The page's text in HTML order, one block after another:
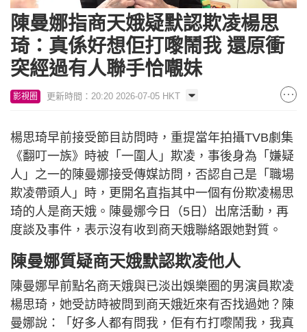
13.71%
陳曼娜指商天娥疑默認欺凌楊思
琦：真係好想佢打嚟鬧我 還原衝
突經過有人聯手恰𡃁妹
影視圈 更新時間：20:20 2026-07-05 HKT
楊思琦早前接受節目訪問時，重提當年拍攝TVB劇集
《翻叮一族》時被「一圍人」欺凌，事後身為「嫌疑
人」之一的陳曼娜接受傳媒訪問，否認自己是「職場
欺凌帶頭人」時，更開名直指其中一個有份欺凌楊思
琦的人是商天娥。陳曼娜今日（5日）出席活動，再
度談及事件，表示沒有收到商天娥聯絡跟她對質。
陳曼娜質疑商天娥默認欺凌他人
陳曼娜早前點名商天娥與已淡出娛樂圈的男演員欺凌
楊思琦，她受訪時被問到商天娥近來有否找過她？陳
曼娜說：「好多人都有問我，佢有冇打嚟鬧我，我真